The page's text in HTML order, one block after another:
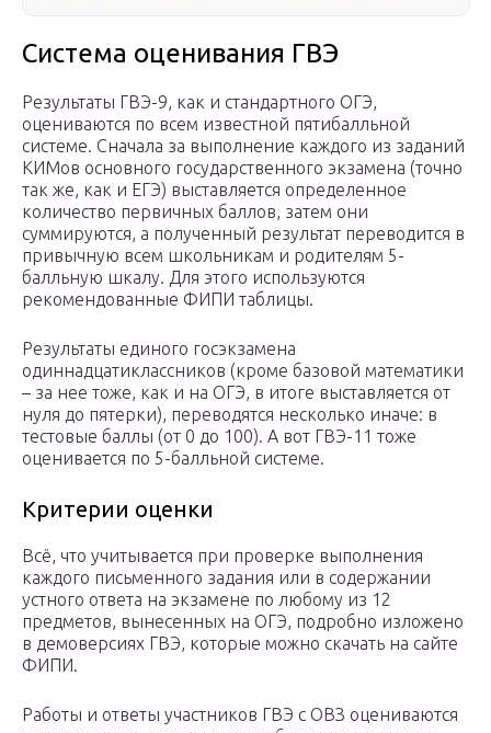
Система оценивания ГВЭ
Результаты ГВЭ-9, как и стандартного ОГЭ,
оцениваются по всем известной пятибалльной
системе. Сначала за выполнение каждого из заданий
КИМов основного государственного экзамена (точно
так же, как и ЕГЭ) выставляется определенное
количество первичных баллов, затем они
суммируются, а полученный результат переводится в
привычную всем школьникам и родителям 5-
балльную шкалу. Для этого используются
рекомендованные ФИПИ таблицы.
Результаты единого госэкзамена
одиннадцатиклассников (кроме базовой математики
– за нее тоже, как и на ОГЭ, в итоге выставляется от
нуля до пятерки), переводятся несколько иначе: в
тестовые баллы (от 0 до 100). А вот ГВЭ-11 тоже
оценивается по 5-балльной системе.
Критерии оценки
Всё, что учитывается при проверке выполнения
каждого письменного задания или в содержании
устного ответа на экзамене по любому из 12
предметов, вынесенных на ОГЭ, подробно изложено
в демоверсиях ГВЭ, которые можно скачать на сайте
ФИПИ.
Работы и ответы участников ГВЭ с ОВЗ оцениваются